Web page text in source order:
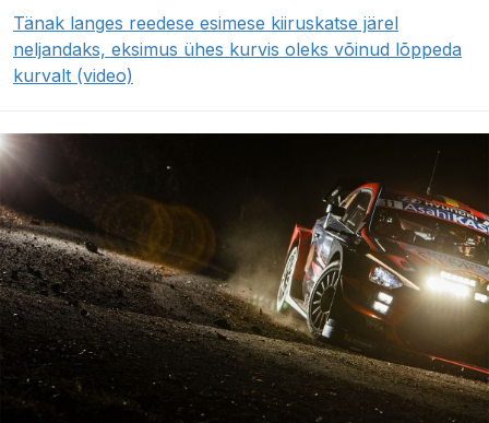
Tänak langes reedese esimese kiiruskatse järel
neljandaks, eksimus ühes kurvis oleks võinud lõppeda
kurvalt (video)